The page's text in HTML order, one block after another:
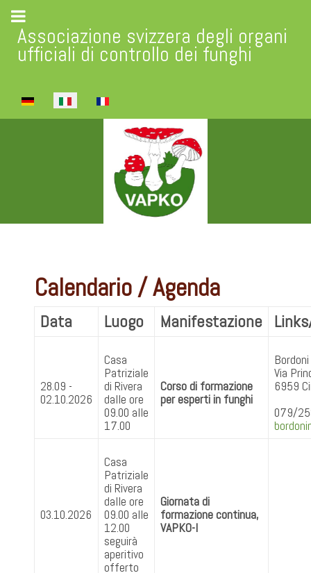
Associazione svizzera degli organi
ufficiali di controllo dei funghi
Seleziona la tua lingua
Calendario / Agenda
Data Luogo Manifestazione
28.09 -
02.10.2026
Casa
Patriziale
di Rivera
dalle ore
09.00 alle
17.00
Corso di formazione
per esperti in funghi
Via
6959
079/
03.10.2026
Casa
Patriziale
di Rivera
dalle ore
09.00 alle
12.00
seguirà
aperitivo
offerto
Giornata di
formazione continua,
VAPKO-I